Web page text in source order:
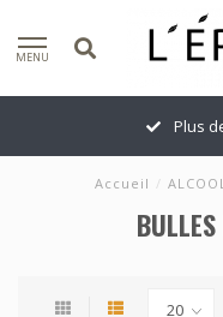
MENU
Plus
Accueil /